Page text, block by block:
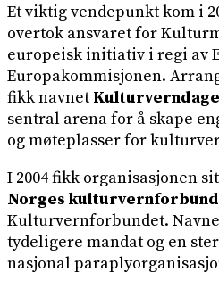
Et viktig vendepunkt kom i
overtok ansvaret for
europeisk initiativ i regi av
Europakommisjonen.
fikk navnet
sentral arena for å skape
og møteplasser for
I 2004 fikk organisasjonen
Norges kulturvernforbund
Kulturvernforbundet.
tydeligere mandat og en
nasjonal